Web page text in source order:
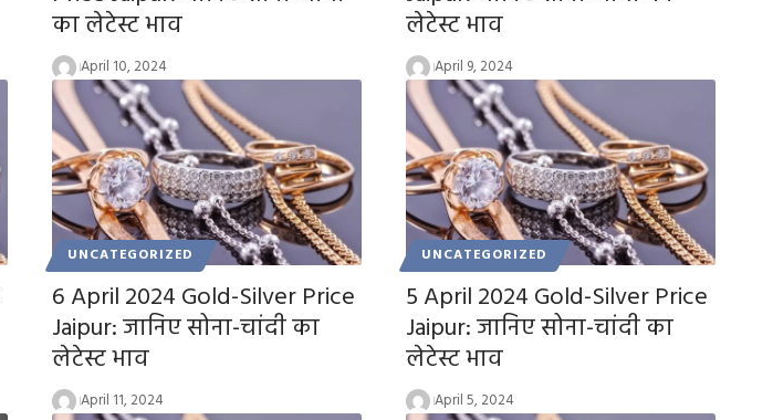
का लेटेस्ट भाव
April 10, 2024
लेटेस्ट भाव
April 9, 2024
UNCATEGORIZED
6 April 2024 Gold-Silver Price
Jaipur: जानिए सोना-चांदी का
लेटेस्ट भाव
April 11, 2024
UNCATEGORIZED
5 April 2024 Gold-Silver Price
Jaipur: जानिए सोना-चांदी का
लेटेस्ट भाव
April 5, 2024